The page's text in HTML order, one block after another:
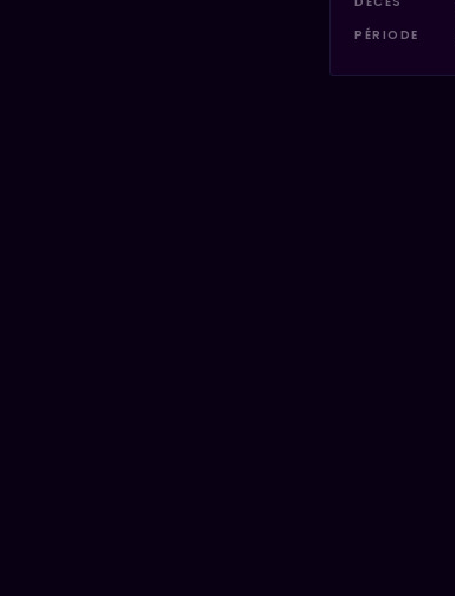
PÉRIODE